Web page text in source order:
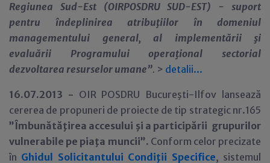
Regiunea Sud-Est (OIRPOSDRU SUD-EST) - suport
pentru îndeplinirea atribuţiilor în domeniul
managementului general, al implementării şi
evaluării Programului operaţional sectorial
dezvoltarea resurselor umane”. > detalii...
16.07.2013 - OIR POSDRU Bucureşti-Ilfov lansează
cererea de propuneri de proiecte de tip strategic nr.165
”Îmbunătăţirea accesului şi a participării grupurilor
vulnerabile pe piaţa muncii”. Conform celor precizate
în Ghidul Solicitantului Condiţii Specifice, sistemul